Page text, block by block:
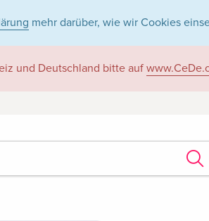
mehr darüber, wie wir Cookies
und Deutschland bitte auf